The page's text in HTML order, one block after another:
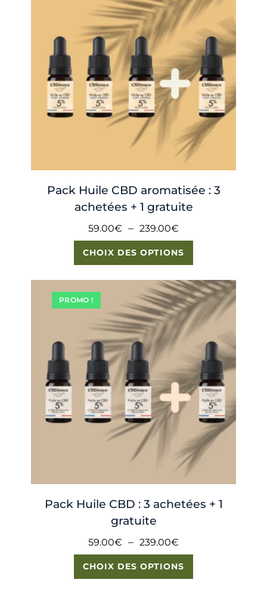
Pack Huile CBD aromatisée : 3
achetées + 1 gratuite
59.00€ – 239.00€
CHOIX DES OPTIONS
PROMO !
Pack Huile CBD : 3 achetées + 1
gratuite
59.00€ – 239.00€
CHOIX DES OPTIONS